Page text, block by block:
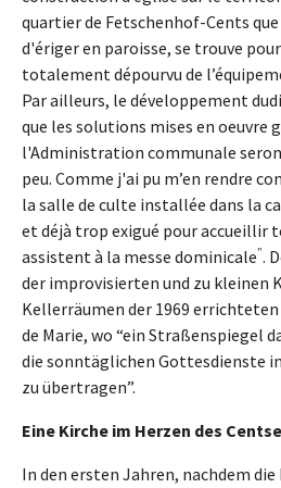
quartier de Fetschenhof-Cents que
d'ériger en paroisse, se trouve
totalement dépourvu de
Par ailleurs, le développement
que les solutions mises en oeuvre
l'Administration communale
peu. Comme j'ai pu m’en rendre
la salle de culte installée dans la
et déjà trop exigué pour accueillir
assistent à la messe dominicale”.
der improvisierten und zu kleinen
Kellerräumen der 1969 errichteten
de Marie, wo “ein Straßenspiegel
die sonntäglichen Gottesdienste in
zu übertragen”.
Eine Kirche im Herzen des
In den ersten Jahren, nachdem